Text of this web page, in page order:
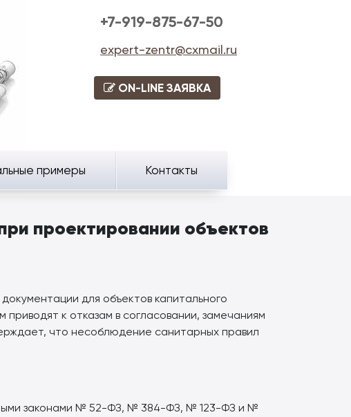
+7-919-875-67-50
expert-zentr@cxmail.ru
ON-LINE ЗАЯВКА
примеры Контакты
проектировании объектов
для объектов капитального
к отказам в согласовании, замечаниям
что несоблюдение санитарных правил
законами № 52-ФЗ, № 384-ФЗ, № 123-ФЗ и №